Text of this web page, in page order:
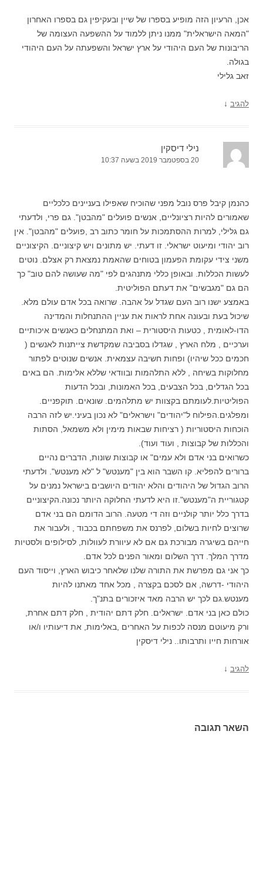
אכן, הרעיון הזה מופיע בספרו של שיין ובעקיפין גם בספרו האחרון
"המאה הישראלית" ממנו ניתן ללמוד על ההשפעה העצומה של
הריבונות של העם היהודי על ארץ ישראל והשפעתה על העם היהודי
בגולה.
זאב גלילי
להגיב ↓
נילי דיסקין
20 בספטמבר 2019 בשעה 10:37
כהנמן קיבל פרס נובל מפני שהוכיח שאפילו בעניינים כלכליים
שאמורים להיות רציונליים, אנשים פועלים "מהבטן". גם פרי, ולדעתי
גם גלילי, למרות ההסתמכות על חומר כתוב רב ,פועלים "מהבטן". אין
רוב יהודי ומיעוט ישראלי. זו דעתי. יש מתונים ויש קיצוניים. הקיצוניים
משני צידי עקומת הפעמון בטוחים שהאמת נמצאת רק אצלם. נוטים
לעשות הכללות. ובאופן כללי מתנהגים לפי "מה שעושה להם טוב" כך
הם גם "מגבשים" את דעתם הפוליטית.
באמצע ישנו רוב העם שגדל על אהבה. שרואה בכל אדם עולם מלא.
שיכול בעת ובעונה אחת לראות את עניין ההתנחלות והמדינה
הדו-לאומית , כטעות היסטורית – ואת המתנחלים כאנשים איכותיים
וערכיים , מלח הארץ , שגדלו בסביבה שמקדשת צייתנות לאנשים (
חכמים ככל שיהיו) ופחות חשיבה עצמאית. אנשים שנוטים לפתור
מחלוקות בשיחה , ללא התלהמות ובוודאי שללא אלימות. הם באים
בכל הגדלים, בכל הצבעים, בכל האמונות, ובכל הדעות
הפוליטיות.לעומתם בקצוות יש מתלהמים. שונאים. תוקפניים.
ומפלגים.הפילוח ל"יהודים" וישראלים" לא נכון בעיני.יש לזה הרבה
הוכחות היסטוריות ( רציחות שבאות מימין ולא משמאל, הסתות
והכללות של קבוצות , ועוד ועוד).
כשרואים בני אדם ולא עמים" או קבוצות שונות, הדברים נהיים
ברורים להפליא. קו השבר הוא בין "מענטש" ל "לא מענטש". ולדעתי
הרוב הגדול של היהודים והלא יהודים היושבים בישראל נמנים על
קטגוריית ה"מענטש".זו היא לדעתי החלוקה היותר נכונה.הקיצוניים
בדרך כלל יותר קולניים וזה די מטעה. הרוב הדומם הם בני אדם
שרוצים לחיות בשלום, לפרנס את משפחתם בכבוד , ולעבור את
חייהם בשיגרה מבורכת גם אם לא עיוורת לעוולות, לסילופים ולסטיות
מדרך המלך. דרך השלום ומאור הפנים לכל אדם.
כך אני גם מפרשת את התורה שלנו שלאחר כיבוש הארץ, וייסוד העם
היהודי -דרשה, אם לסכם בקצרה , מכל אחד מאתנו להיות
מענטש.גם לכך יש הרבה מאד איזכורים בתנ"ך.
כולם כאן בני אדם. ישראלים. חלק דתם יהודית , חלק דתם אחרת,
ורק מיעוטם מנסה לכפות על האחרים ,באלימות, את דיעותיו ו/או
אורחות חייו ותרבותו.. נילי דיסקין
להגיב ↓
השאר תגובה